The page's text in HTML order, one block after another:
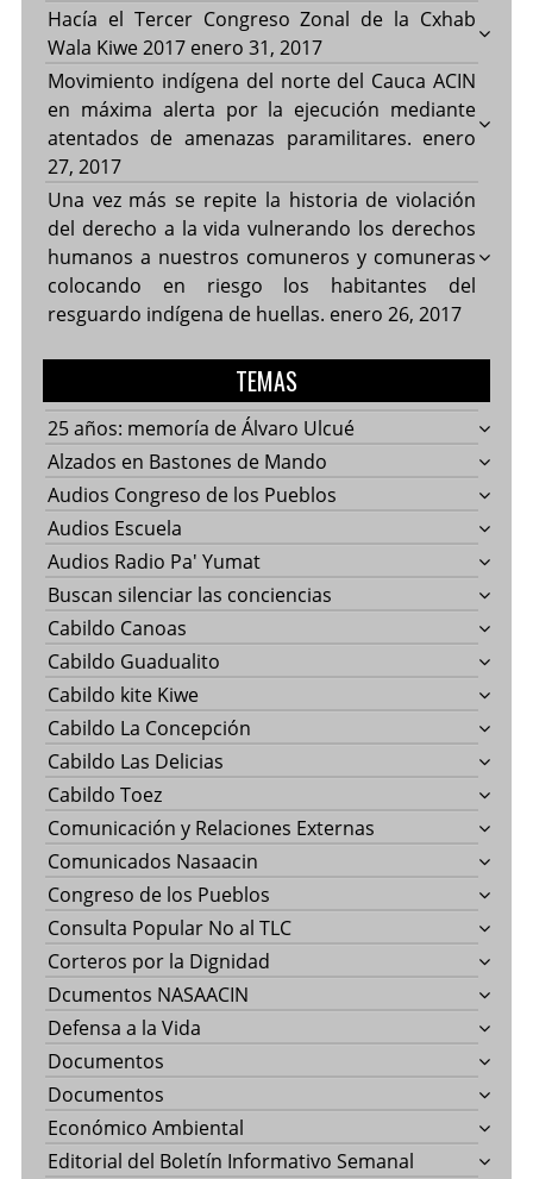
Hacía el Tercer Congreso Zonal de la Cxhab
Wala Kiwe 2017 enero 31, 2017
Movimiento indígena del norte del Cauca ACIN
en máxima alerta por la ejecución mediante
atentados de amenazas paramilitares. enero
27, 2017
Una vez más se repite la historia de violación
del derecho a la vida vulnerando los derechos
humanos a nuestros comuneros y comuneras
colocando en riesgo los habitantes del
resguardo indígena de huellas. enero 26, 2017
TEMAS
25 años: memoría de Álvaro Ulcué
Alzados en Bastones de Mando
Audios Congreso de los Pueblos
Audios Escuela
Audios Radio Pa' Yumat
Buscan silenciar las conciencias
Cabildo Canoas
Cabildo Guadualito
Cabildo kite Kiwe
Cabildo La Concepción
Cabildo Las Delicias
Cabildo Toez
Comunicación y Relaciones Externas
Comunicados Nasaacin
Congreso de los Pueblos
Consulta Popular No al TLC
Corteros por la Dignidad
Dcumentos NASAACIN
Defensa a la Vida
Documentos
Documentos
Económico Ambiental
Editorial del Boletín Informativo Semanal